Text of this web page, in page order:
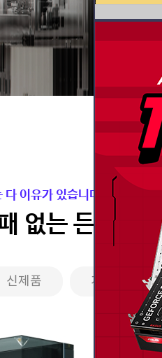
이유가 있습니다.
없는 든든한
신제품 게이밍PC